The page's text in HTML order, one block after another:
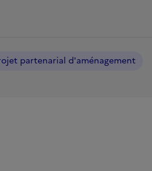
partenarial d'aménagement